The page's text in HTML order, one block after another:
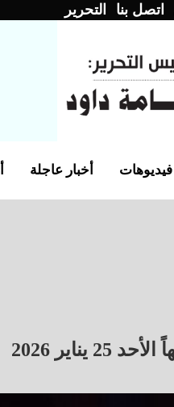
اتصل بنا التحرير
أخبار عاجلة فيديوهات